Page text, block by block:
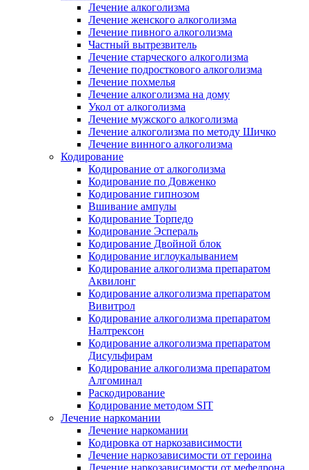
Лечение алкоголизма
Лечение женского алкоголизма
Лечение пивного алкоголизма
Частный вытрезвитель
Лечение старческого алкоголизма
Лечение подросткового алкоголизма
Лечение похмелья
Лечение алкоголизма на дому
Укол от алкоголизма
Лечение мужского алкоголизма
Лечение алкоголизма по методу Шичко
Лечение винного алкоголизма
Кодирование
Кодирование от алкоголизма
Кодирование по Довженко
Кодирование гипнозом
Вшивание ампулы
Кодирование Торпедо
Кодирование Эспераль
Кодирование Двойной блок
Кодирование иглоукалыванием
Кодирование алкоголизма препаратом
Аквилонг
Кодирование алкоголизма препаратом
Вивитрол
Кодирование алкоголизма препаратом
Налтрексон
Кодирование алкоголизма препаратом
Дисульфирам
Кодирование алкоголизма препаратом
Алгоминал
Раскодирование
Кодирование методом SIT
Лечение наркомании
Лечение наркомании
Кодировка от наркозависимости
Лечение наркозависимости от героина
Лечение наркозависимости от мефедрона